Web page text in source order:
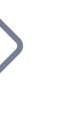
entreprise et
et